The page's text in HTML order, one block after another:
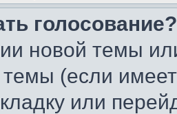
голосование?
новой темы
(если
или